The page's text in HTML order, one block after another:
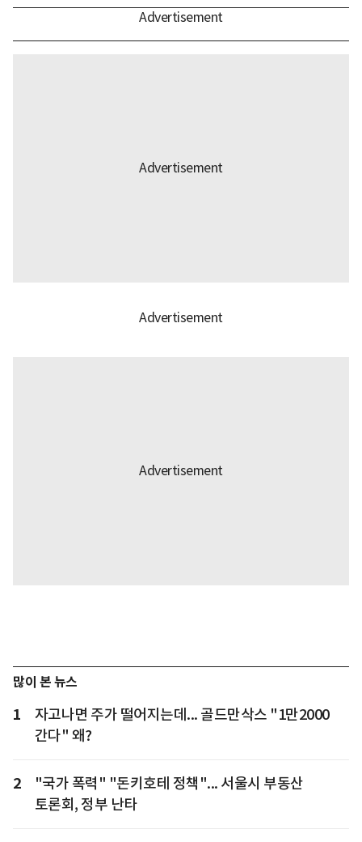
많이 본 뉴스
1
자고나면 주가 떨어지는데... 골드만삭스 "1만2000
간다" 왜?
2
"국가 폭력" "돈키호테 정책"... 서울시 부동산
토론회, 정부 난타